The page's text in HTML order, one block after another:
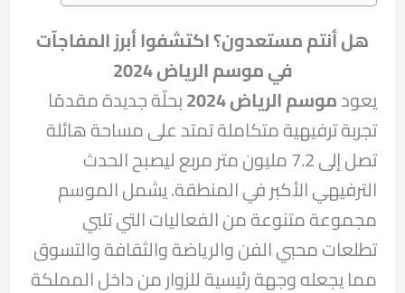
هل أنتم مستعدون؟ اكتشفوا أبرز المفاجآت
في موسم الرياض 2024
يعودموسم الرياض 2024
بحلّة جديدة مقدمًا
تجربة ترفيهية متكاملة تمتد على مساحة هائلة
تصل إلى 7.2 مليون متر مربع ليصبح الحدث
الترفيهي الأكبر في المنطقة. يشمل الموسم
مجموعة متنوعة من الفعاليات التي تلبي
تطلعات محبي الفن والرياضة والثقافة والتسوق
مما يجعله وجهة رئيسية للزوار من داخل المملكة